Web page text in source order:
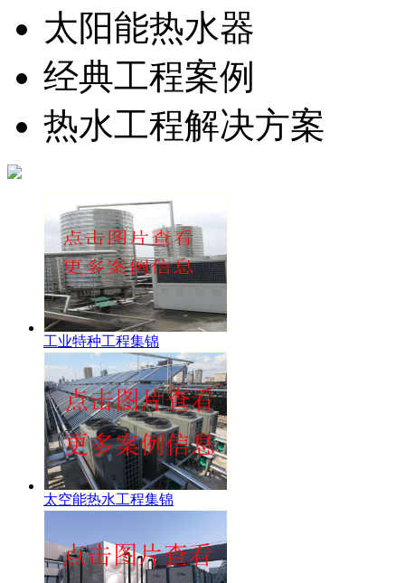
太阳能热水器
经典工程案例
热水工程解决方案
工业特种工程集锦
太空能热水工程集锦